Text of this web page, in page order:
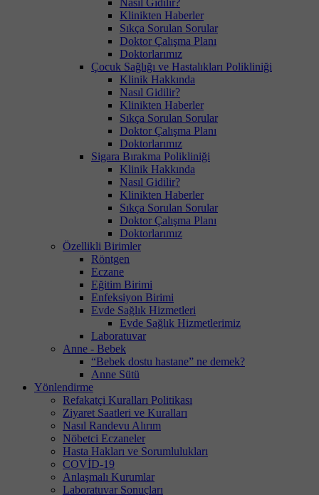
Klinikten Haberler
Sıkça Sorulan Sorular
Doktor Çalışma Planı
Doktorlarımız
Çocuk Sağlığı ve Hastalıkları Polikliniği
Klinik Hakkında
Nasıl Gidilir?
Klinikten Haberler
Sıkça Sorulan Sorular
Doktor Çalışma Planı
Doktorlarımız
Sigara Bırakma Polikliniği
Klinik Hakkında
Nasıl Gidilir?
Klinikten Haberler
Sıkça Sorulan Sorular
Doktor Çalışma Planı
Doktorlarımız
Özellikli Birimler
Röntgen
Eczane
Eğitim Birimi
Enfeksiyon Birimi
Evde Sağlık Hizmetleri
Evde Sağlık Hizmetlerimiz
Laboratuvar
Anne - Bebek
“Bebek dostu hastane” ne demek?
Anne Sütü
Yönlendirme
Refakatçi Kuralları Politikası
Ziyaret Saatleri ve Kuralları
Nasıl Randevu Alırım
Nöbetci Eczaneler
Hasta Hakları ve Sorumlulukları
COVİD-19
Anlaşmalı Kurumlar
Laboratuvar Sonuçları